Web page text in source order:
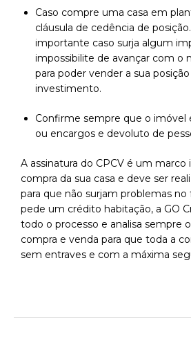
Caso compre uma casa em
cláusula de cedência de
importante caso surja algum
impossibilite de avançar com o
para poder vender a sua
investimento.
Confirme sempre que o imóvel
ou encargos e devoluto de
A assinatura do CPCV é um
compra da sua casa e deve ser
para que não surjam problemas
pede um crédito habitação, a GO
todo o processo e analisa sempre
compra e venda para que toda a
sem entraves e com a máxima